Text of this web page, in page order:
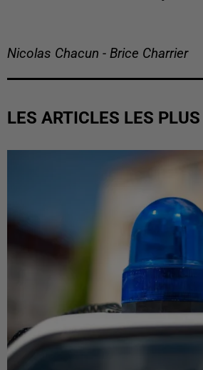
Nicolas Chacun - Brice Charrier
LES ARTICLES LES